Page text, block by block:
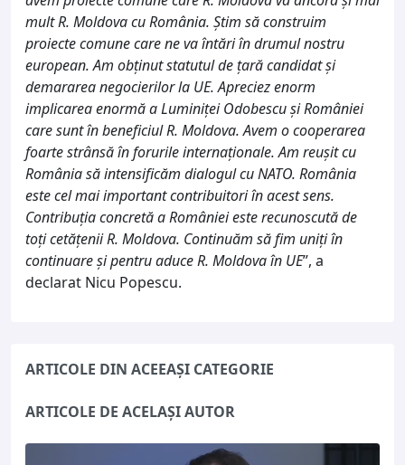
mult R. Moldova cu România. Știm să construim
proiecte comune care ne va întări în drumul nostru
european. Am obținut statutul de țară candidat și
demararea negocierilor la UE. Apreciez enorm
implicarea enormă a Luminiței Odobescu și României
care sunt în beneficiul R. Moldova. Avem o cooperarea
foarte strânsă în forurile internaționale. Am reușit cu
România să intensificăm dialogul cu NATO. România
este cel mai important contribuitori în acest sens.
Contribuția concretă a României este recunoscută de
toți cetățenii R. Moldova. Continuăm să fim uniți în
continuare și pentru aduce R. Moldova în UE”, a
declarat Nicu Popescu.
ARTICOLE DIN ACEEAȘI CATEGORIE
ARTICOLE DE ACELAȘI AUTOR